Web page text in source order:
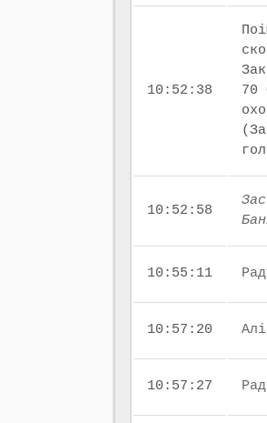
10:52:38
70
10:52:58
10:55:11
10:57:20
10:57:27